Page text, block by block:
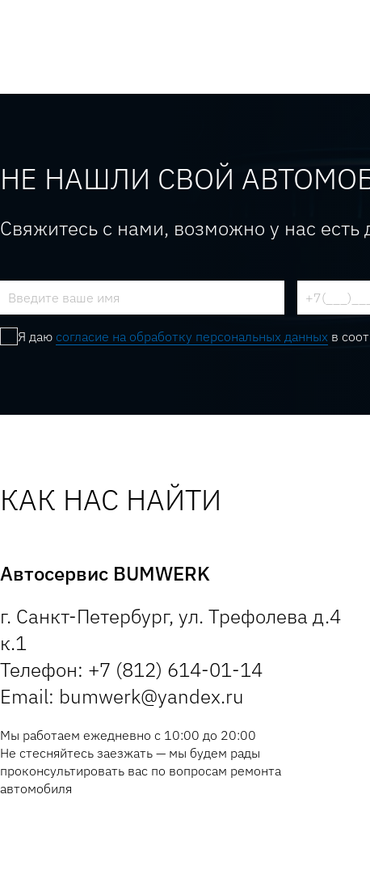
НЕ НАШЛИ СВОЙ
Свяжитесь с нами, возможно у нас есть
Я даю согласие на обработку персональных данных в
КАК НАС НАЙТИ
Автосервис BUMWERK
г. Санкт-Петербург, ул. Трефолева д.4
к.1
Телефон: +7 (812) 614-01-14
Email: bumwerk@yandex.ru
Мы работаем ежедневно с 10:00 до 20:00
Не стесняйтесь заезжать — мы будем рады
проконсультировать вас по вопросам ремонта
автомобиля